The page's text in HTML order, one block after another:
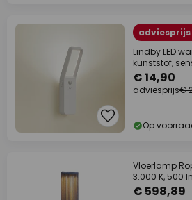
adviesprijs
Lindby LED
kunststof,
€ 14,90
adviesprijs€
Op
Vloerlamp
3.000 K, 500
€ 598,89